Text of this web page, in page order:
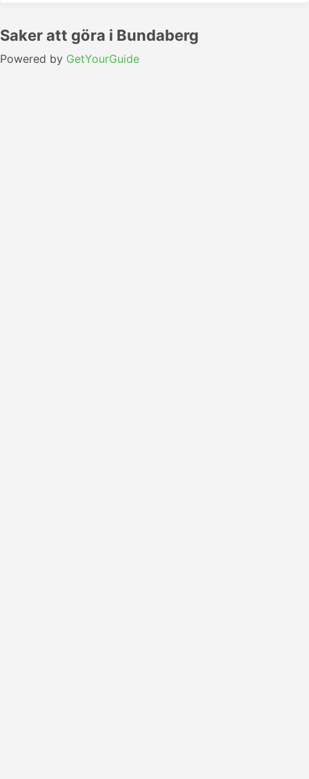
Saker att göra i Bundaberg
Powered by GetYourGuide